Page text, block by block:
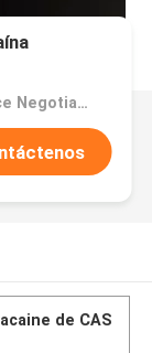
Precio：Price Negotiable
de CAS